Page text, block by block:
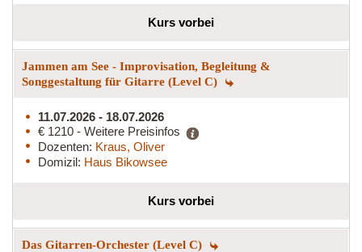
Kurs vorbei
Jammen am See - Improvisation, Begleitung &
Songgestaltung für Gitarre (Level C)
11.07.2026 - 18.07.2026
€ 1210 - Weitere Preisinfos
Dozenten: Kraus, Oliver
Domizil: Haus Bikowsee
Kurs vorbei
Das Gitarren-Orchester (Level C)